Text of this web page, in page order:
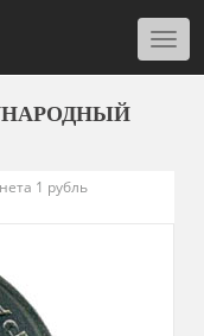
1 рубль